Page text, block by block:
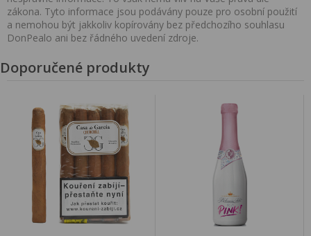
zákona. Tyto informace jsou podávány pouze pro osobní použití
a nemohou být jakkoliv kopírovány bez předchozího souhlasu
DonPealo ani bez řádného uvedení zdroje.
Doporučené produkty